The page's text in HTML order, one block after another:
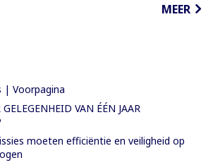
MEER
| Voorpagina
VAN ÉÉN JAAR
moeten efficiëntie en veiligheid op